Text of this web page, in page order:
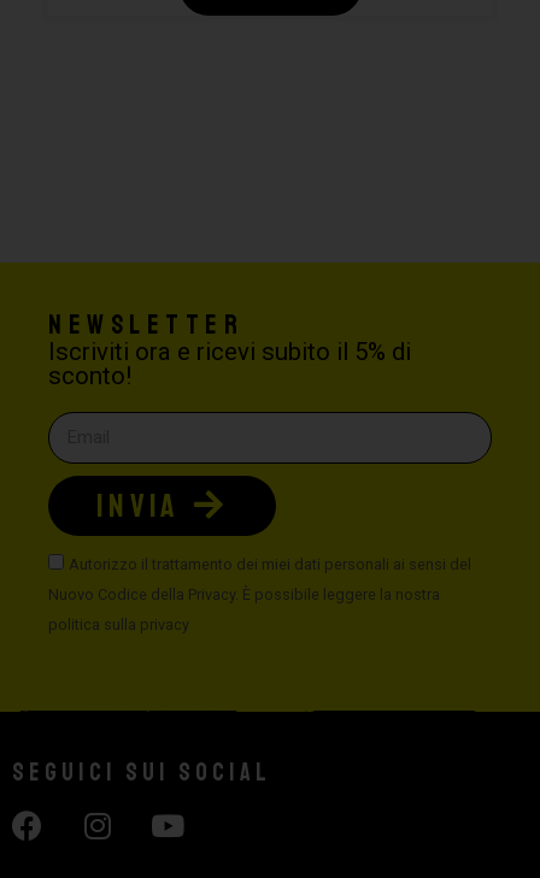
Newsletter
Iscriviti ora e ricevi subito il 5% di
sconto!
Autorizzo il trattamento dei miei dati personali ai sensi del
Nuovo Codice della Privacy. È possibile leggere la nostra
politica sulla privacy
INVIA
Seguici sui social